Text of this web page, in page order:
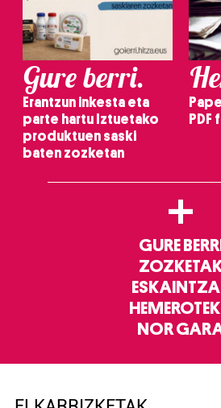
Gure berri.
Erantzun inkesta eta
parte hartu Iztuetako
produktuen saski
baten zozketan
PDF
+
GURE BERRI
NOR